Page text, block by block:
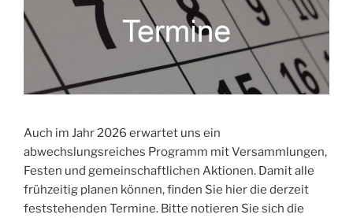
Auch im Jahr 2026 erwartet uns ein
abwechslungsreiches Programm mit Versammlungen,
Festen und gemeinschaftlichen Aktionen. Damit alle
frühzeitig planen können, finden Sie hier die derzeit
feststehenden Termine. Bitte notieren Sie sich die